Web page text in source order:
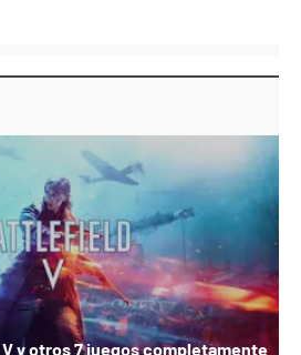
y otros 7 juegos completamente